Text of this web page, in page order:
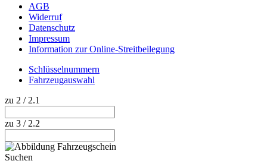
AGB
Widerruf
Datenschutz
Impressum
Information zur Online-Streitbeilegung
Schlüsselnummern
Fahrzeugauswahl
zu 2 / 2.1
zu 3 / 2.2
Suchen